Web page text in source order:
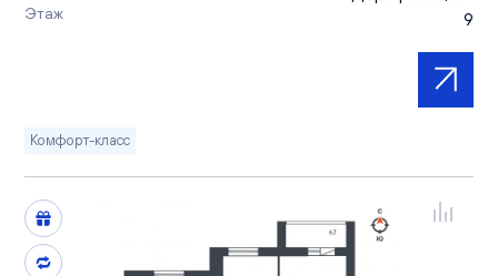
Этаж 9
Комфорт-класс